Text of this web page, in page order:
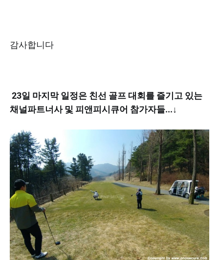
감사합니다
23일 마지막 일정은 친선 골프 대회를 즐기고 있는
채널파트너사 및 피앤피시큐어 참가자들...↓